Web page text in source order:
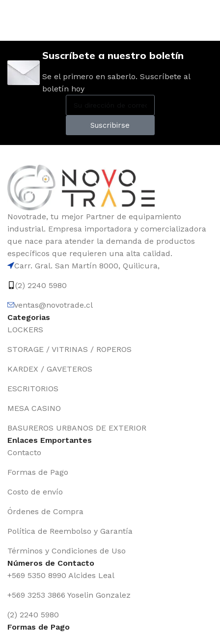
Suscríbete a nuestro boletín
Se el primero en saberlo. Suscríbete al
boletín hoy
Suscribirse
Novotrade, tu mejor Partner de equipamiento
industrial. Empresa importadora y comercializadora
que nace para atender la demanda de productos
específicos que requieren una alta calidad.
Carr. Gral. San Martín 8000, Quilicura,
(2) 2240 5980
ventas@novotrade.cl
Categorias
LOCKERS
STORAGE / VITRINAS / ROPEROS
KARDEX / GAVETEROS
ESCRITORIOS
MESA CASINO
BASUREROS URBANOS DE EXTERIOR
Enlaces Emportantes
Contacto
Formas de Pago
Costo de envío
Órdenes de Compra
Política de Reembolso y Garantía
Términos y Condiciones de Uso
Números de Contacto
+569 5350 8990 Alcides Leal
+569 3253 3866 Yoselin Gonzalez
(2) 2240 5980
Formas de Pago